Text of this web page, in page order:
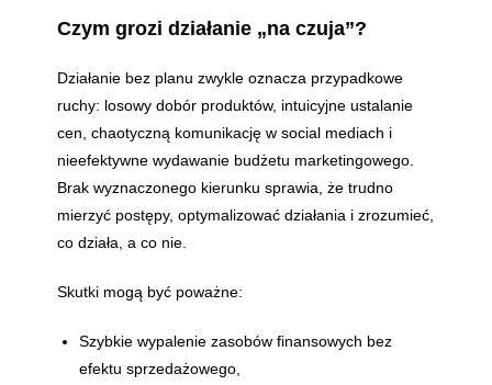
Czym grozi działanie „na czuja”?
Działanie bez planu zwykle oznacza przypadkowe
ruchy: losowy dobór produktów, intuicyjne ustalanie
cen, chaotyczną komunikację w social mediach i
nieefektywne wydawanie budżetu marketingowego.
Brak wyznaczonego kierunku sprawia, że trudno
mierzyć postępy, optymalizować działania i zrozumieć,
co działa, a co nie.
Skutki mogą być poważne:
Szybkie wypalenie zasobów finansowych bez
efektu sprzedażowego,